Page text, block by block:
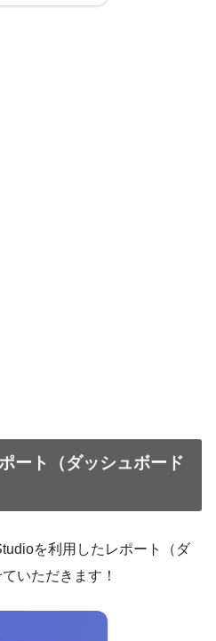
ート（ダッシュボード
を利用したレポート（ダ
いただきます！